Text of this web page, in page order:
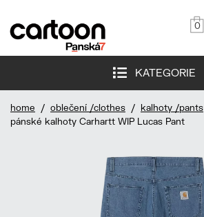
0
KATEGORIE
home / oblečení /clothes / kalhoty /pants
pánské kalhoty Carhartt WIP Lucas Pant